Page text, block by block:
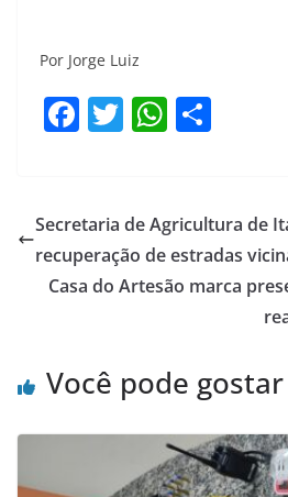
Por Jorge Luiz
F
e
b
o
T
er
W
s
A
p
e
Secretaria de Agricultura de
recuperação de estradas
Casa do Artesão marca
Você pode